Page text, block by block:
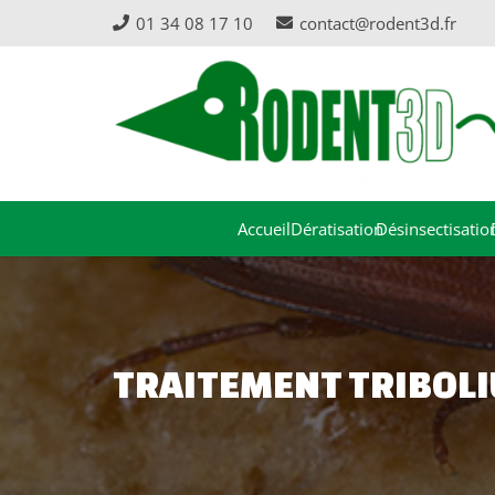
01 34 08 17 10 contact@rodent3d.fr
AccueilDératisation
TRAITEMENT